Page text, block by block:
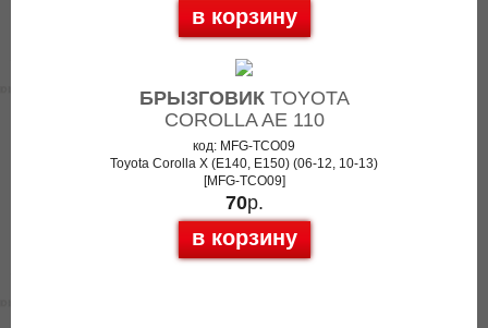
в корзину
БРЫЗГОВИКTOYOTA
COROLLA AE 110
код: MFG-TCO09
Toyota Corolla X (E140, E150) (06-12, 10-13)
[MFG-TCO09]
70р.
в корзину